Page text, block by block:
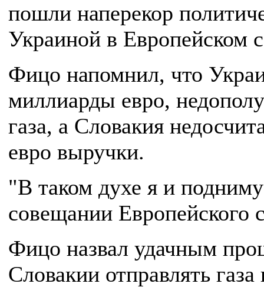
пошли наперекор
Украиной в Европейском
Фицо напомнил, что
миллиарды евро,
газа, а Словакия
евро выручки.
"В таком духе я и
совещании Европейского
Фицо назвал удачным
Словакии отправлять